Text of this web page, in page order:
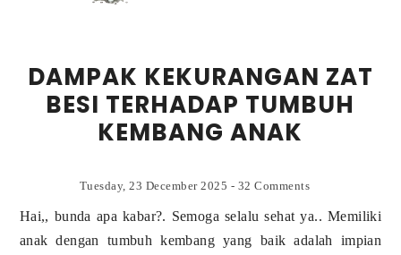
DAMPAK KEKURANGAN ZAT
BESI TERHADAP TUMBUH
KEMBANG ANAK
Tuesday, 23 December 2025 - 32 Comments
Hai,, bunda apa kabar?. Semoga selalu sehat ya.. Memiliki
anak dengan tumbuh kembang yang baik adalah impian